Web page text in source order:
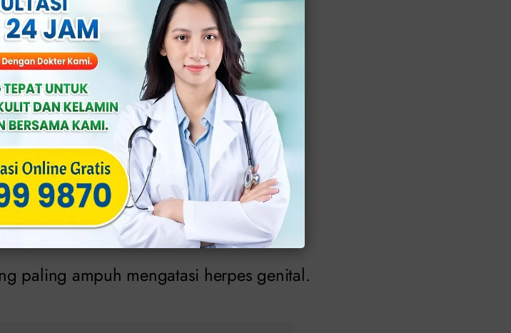
misalnya. Luka tersebut biasanya
dan mengandung cairan yang
Anda, segera berobat kepada dokter.
herpes dengan cara: tes PCR, tes kultur,
mungkin akan memberikan obat
gejala.
paling ampuh mengatasi herpes genital.